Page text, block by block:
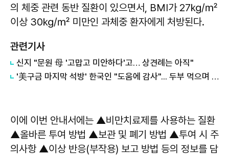
의 체중 관련 동반 질환이 있으면서, BMI가 27㎏/㎡
이상 30㎏/㎡ 미만인 과체중 환자에게 처방된다.
관련기사
신지 "문원 母 '고맙고 미안하다'고… 상견례는 아직"
'美구금 마지막 석방' 한국인 "도움에 감사"... 두부 먹으며 눈물
이에 이번 안내서에는 ▲비만치료제를 사용하는 질환
▲올바른 투여 방법 ▲보관 및 폐기 방법 ▲투여 시 주
의사항 ▲이상 반응(부작용) 보고 방법 등의 정보를 담